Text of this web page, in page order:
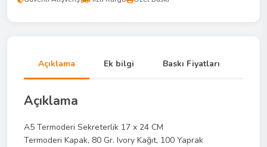
Açıklama Ek bilgi Baskı Fiyatları
Açıklama
A5 Termoderi Sekreterlik 17 x 24 CM
Termoderi Kapak, 80 Gr. Ivory Kağıt, 100 Yaprak